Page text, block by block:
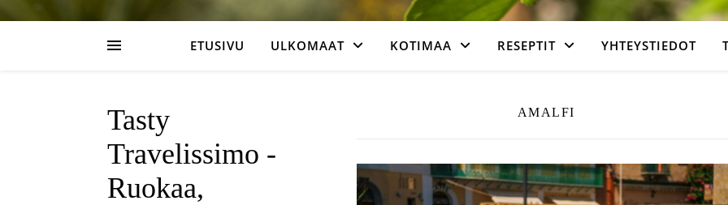
ETUSIVU ULKOMAAT KOTIMAA RESEPTIT YHTEYSTIEDOT
Tasty
Travelissimo -
Ruokaa,
AMALFI